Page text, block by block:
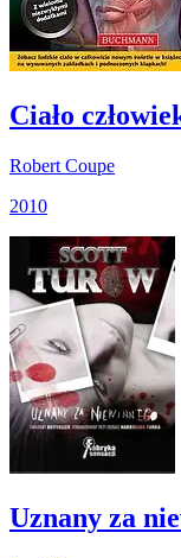
Ciało
Robert Coupe
2010
Uznany za